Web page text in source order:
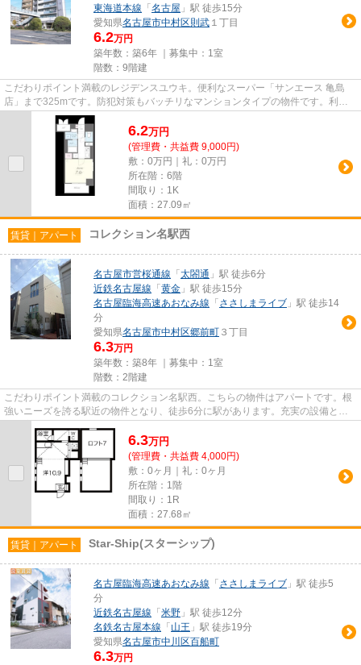
東海道本線 「 名古屋 」駅 徒歩15分
愛知県名古屋市中村区則武 １丁目
6.2万円
築年数：築6年 ｜募集中： 1室
階数：9階建
こだわりポイント満載のレジデンスユウキ。便利なスーパー「サンエース 亀島
店」まで325mです。防犯対策もバッチリなマンションタイプの物件です。利用
可能な駅が2駅あり、利便性の高...
6.2万円
(管理費・共益費 9,000円)
敷：0万円｜礼：0万円
所在階：6階
間取り：1K
面積：27.09㎡
賃貸｜アパート コレクション名駅西
名古屋市営桜通線 「 太閤通 」駅 徒歩6分
近鉄名古屋線 「 黄金 」駅 徒歩15分
名古屋臨海高速あおなみ線 「 ささしまライブ 」駅 徒歩14
分
愛知県名古屋市中村区郷前町 ３丁目
6.3万円
築年数：築8年 ｜募集中： 1室
階数：2階建
こだわりポイント満載のコレクション名駅西。こちらの物件はアパートです。根
強いニーズを誇る駅近の物件となり、徒歩6分に駅があります。充実の設備と綺
6.3万円
(管理費・共益費 4,000円)
敷：0ヶ月｜礼：0ヶ月
所在階：1階
間取り：1R
面積：27.68㎡
賃貸｜アパート Star-Ship(スターシップ)
名古屋臨海高速あおなみ線 「 ささしまライブ 」駅 徒歩5
分
近鉄名古屋線 「 米野 」駅 徒歩12分
名鉄名古屋本線 「 山王 」駅 徒歩19分
愛知県名古屋市中川区百船町
6.3万円